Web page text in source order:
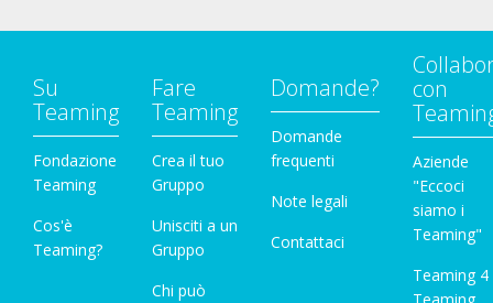
Su
Teaming
Fondazione
Teaming
Cos'è
Teaming?
Fare
Teaming
Crea il tuo
Gruppo
Unisciti a un
Gruppo
Chi può
Domande?
Domande
frequenti
Note legali
Contattaci
con
Aziende
"Eccoci
siamo i
Teaming"
Teaming 4